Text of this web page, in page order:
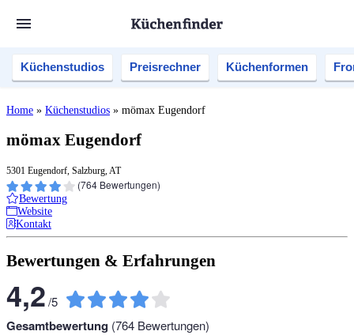
Küchenstudios Preisrechner Küchenformen
Home » Küchenstudios » mömax Eugendorf
mömax Eugendorf
5301 Eugendorf, Salzburg, AT
(764 Bewertungen)
Bewertung
Website
Kontakt
Bewertungen & Erfahrungen
4,2/5
Gesamtbewertung (764 Bewertungen)